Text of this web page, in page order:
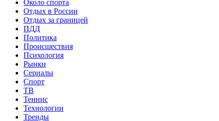
Около спорта
Отдых в России
Отдых за границей
ПДД
Политика
Происшествия
Психология
Рынки
Сериалы
Спорт
ТВ
Теннис
Технологии
Тренды